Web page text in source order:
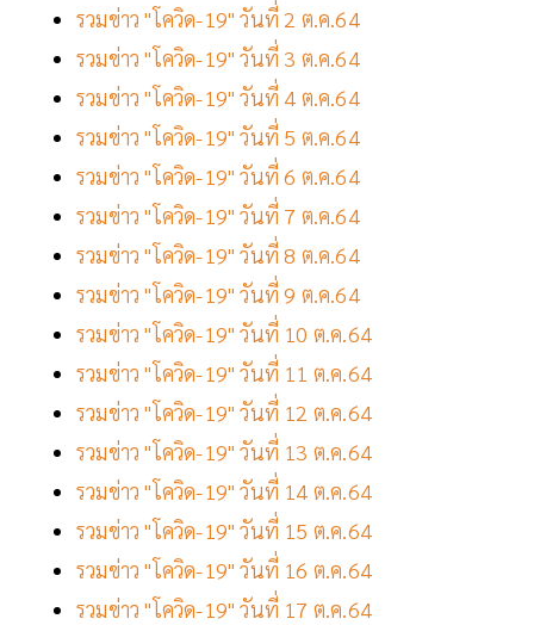
รวมข่าว "โควิด-19" วันที่ 2 ต.ค.64
รวมข่าว "โควิด-19" วันที่ 3 ต.ค.64
รวมข่าว "โควิด-19" วันที่ 4 ต.ค.64
รวมข่าว "โควิด-19" วันที่ 5 ต.ค.64
รวมข่าว "โควิด-19" วันที่ 6 ต.ค.64
รวมข่าว "โควิด-19" วันที่ 7 ต.ค.64
รวมข่าว "โควิด-19" วันที่ 8 ต.ค.64
รวมข่าว "โควิด-19" วันที่ 9 ต.ค.64
รวมข่าว "โควิด-19" วันที่ 10 ต.ค.64
รวมข่าว "โควิด-19" วันที่ 11 ต.ค.64
รวมข่าว "โควิด-19" วันที่ 12 ต.ค.64
รวมข่าว "โควิด-19" วันที่ 13 ต.ค.64
รวมข่าว "โควิด-19" วันที่ 14 ต.ค.64
รวมข่าว "โควิด-19" วันที่ 15 ต.ค.64
รวมข่าว "โควิด-19" วันที่ 16 ต.ค.64
รวมข่าว "โควิด-19" วันที่ 17 ต.ค.64